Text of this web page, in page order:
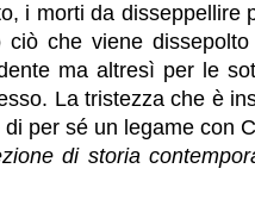
i morti da disseppellire
ciò che viene
ma altresì per le
La tristezza che è
per sé un legame con
di storia